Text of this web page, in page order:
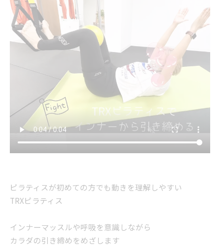
ピラティスが初めての方でも動きを理解しやすい
TRXピラティス
インナーマッスルや呼吸を意識しながら
カラダの引き締めをめざします